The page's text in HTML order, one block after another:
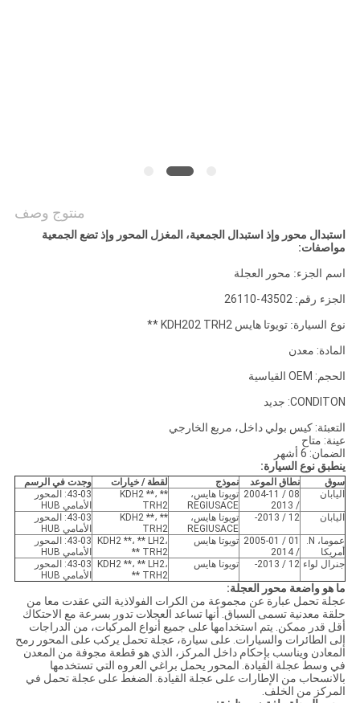
منتوج وصف
استبدال محور وإذ استبدال الجمعية، المغزل المحور وإذ تضع الجمعية
مواصفات:
اسم الجزء: محور العجلة
الجزء رقم:
نوع السيارة: تويوتا هايس KDH202 TRH2 **
المادة: معدن
الحجم: OEM القياسية
CONDITON: جديد
التعبئة: كيس بولي داخل، مربع الخارجي
عينة: متاح
الضمان: 6 أشهر
ينطبق نوع السيارة:
سوق نطاق الموعد نموذج لقطة / خيارات
وجدت في الرسم
اليابان
08 / 2004-11
/ 2013
تويوتا هايس،
REGIUSACE
KDH2 **، **
TRH2
43-03: المحور
الأمامي HUB
اليابان
12 / 2013-
تويوتا هايس،
REGIUSACE
KDH2 **، **
TRH2
43-03: المحور
الأمامي HUB
عموما، N.
أمريكا
01 / 2005-01
/ 2014
تويوتا هايس
KDH2 **، ** LH2،
TRH2 **
43-03: المحور
الأمامي HUB
جنرال لواء 12 / 2013- تويوتا هايس
KDH2 **، ** LH2،
TRH2 **
43-03: المحور
الأمامي HUB
ما هو واضعة محور العجلة:
عجلة تحمل عبارة عن مجموعة من الكرات الفولاذية التي عقدت معا من
حلقة معدنية تسمى السباق. أنها تساعد العجلات تدور بسرعة مع الاحتكاك
أقل قدر ممكن. يتم استخدامها على جميع أنواع المركبات، من الدراجات
إلى الطائرات والسيارات. على سيارة، عجلة تحمل يركب على المحور رمح
المعادن ويناسب بإحكام داخل المركز، الذي هو قطعة مجوفة من المعدن
في وسط عجلة القيادة. المحور يحمل براغي العروه التي تستخدمها
بالانسحاب من الإطارات على عجلة القيادة. الضغط على عجلة تحمل في
المركز من الخلف.